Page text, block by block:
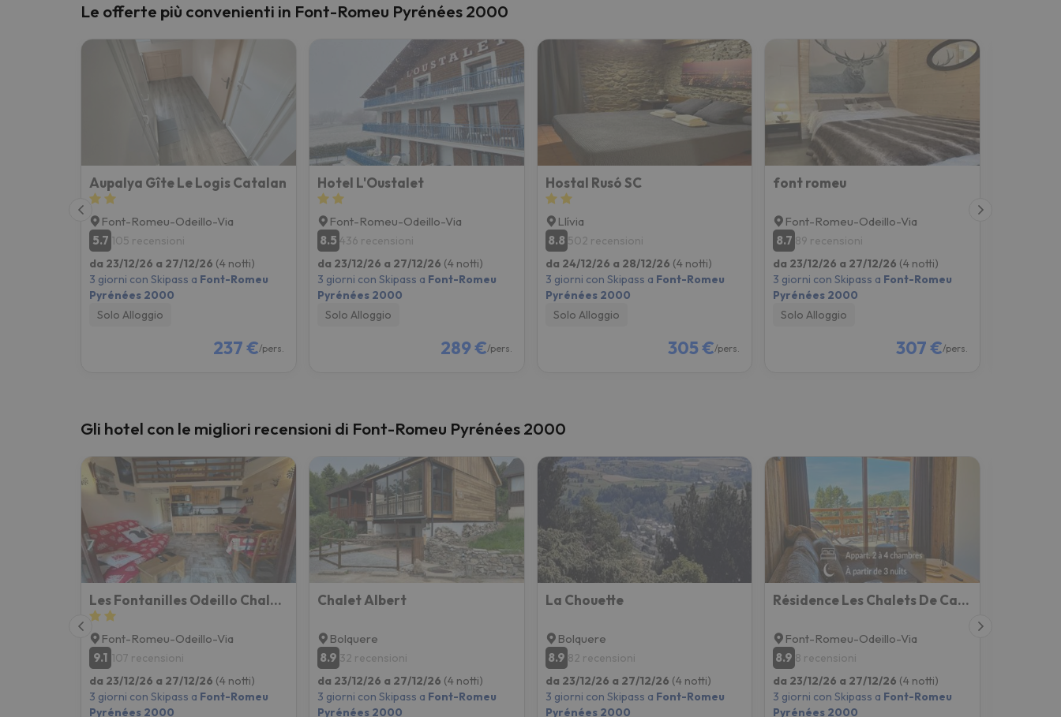
Sembra che il nostro ricercatore abbia perso la strada. Non appena troverà la bussola, tornerà.
Le offerte più convenienti in Font-Romeu Pyrénées 2000
Aupalya Gîte Le Logis Catalan
Font-Romeu-Odeillo-Via
5.7 105 recensioni
da 23/12/26 a 27/12/26 (4 notti)
3 giorni con Skipass a Font-Romeu
Pyrénées 2000
Solo Alloggio
237 €/pers.
Hotel L'Oustalet
Font-Romeu-Odeillo-Via
8.5 436 recensioni
da 23/12/26 a 27/12/26 (4 notti)
3 giorni con Skipass a Font-Romeu
Pyrénées 2000
Solo Alloggio
289 €/pers.
Hostal Rusó SC
Llívia
8.8 502 recensioni
da 24/12/26 a 28/12/26 (4 notti)
3 giorni con Skipass a Font-Romeu
Pyrénées 2000
Solo Alloggio
305 €/pers.
font romeu
Font-Romeu-Odeillo-Via
8.7 89 recensioni
da 23/12/26 a 27/12/26 (4 notti)
3 giorni con Skipass a Font-Romeu
Pyrénées 2000
Solo Alloggio
307 €/pers.
Gli hotel con le migliori recensioni di Font-Romeu Pyrénées 2000
Les Fontanilles Odeillo Chalet 60 Wifi & Parking Gratuit Exposé Plein Sud & Plein Pied , Draps & Ser
Font-Romeu-Odeillo-Via
9.1 107 recensioni
da 23/12/26 a 27/12/26 (4 notti)
3 giorni con Skipass a Font-Romeu
Pyrénées 2000
Chalet Albert
Bolquere
8.9 32 recensioni
da 23/12/26 a 27/12/26 (4 notti)
3 giorni con Skipass a Font-Romeu
Pyrénées 2000
La Chouette
Bolquere
8.9 82 recensioni
da 23/12/26 a 27/12/26 (4 notti)
3 giorni con Skipass a Font-Romeu
Pyrénées 2000
Résidence Les Chalets De Cassiopée-les Chalets Secrets Collection
Font-Romeu-Odeillo-Via
8.9 8 recensioni
da 23/12/26 a 27/12/26 (4 notti)
3 giorni con Skipass a Font-Romeu
Pyrénées 2000